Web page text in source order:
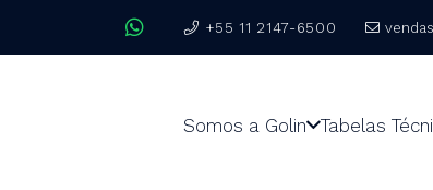
+55 11 2147-6500
Somos a Golin Tabelas